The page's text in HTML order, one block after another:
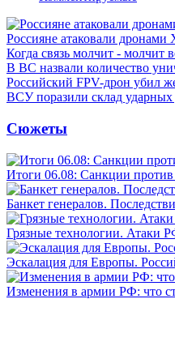
Россияне атаковали
Когда связь молчит - молчит
В ВС назвали количество
Российский FPV-дрон убил
ВСУ поразили склад
Сюжеты
Итоги 06.08: Санкции
Банкет генералов.
Грязные технологии. Атаки
Эскалация для Европы.
Изменения в армии РФ: что